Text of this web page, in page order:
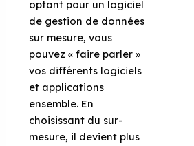
optant pour un logiciel
de gestion de données
sur mesure, vous
pouvez « faire parler »
vos différents logiciels
et applications
ensemble. En
choisissant du sur-
mesure, il devient plus